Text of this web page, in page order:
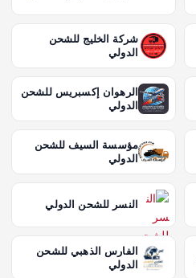
شركة الخليج للشحن
الدولي
الرهوان إكسبريس للشحن
الدولي
مؤسسة السيف للشحن
الدولي
النسر للشحن الدولي
الفارس الذهبي للشحن
الدولي